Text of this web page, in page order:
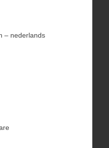
– nederlands